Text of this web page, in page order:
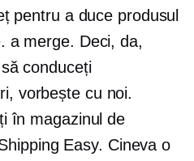
pentru a duce produsul
a merge. Deci, da,
conduceți
vorbește cu noi.
în magazinul de
Easy. Cineva o